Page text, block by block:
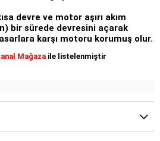
devre ve motor aşırı akım
bir sürede devresini açarak
karşı motoru korumuş olur.
Mağaza ile listelenmiştir